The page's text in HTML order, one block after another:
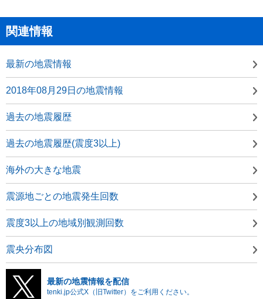
関連情報
最新の地震情報
2018年08月29日の地震情報
過去の地震履歴
過去の地震履歴(震度3以上)
海外の大きな地震
震源地ごとの地震発生回数
震度3以上の地域別観測回数
震央分布図
最新の地震情報を配信
tenki.jp公式X（旧Twitter）をご利用ください。